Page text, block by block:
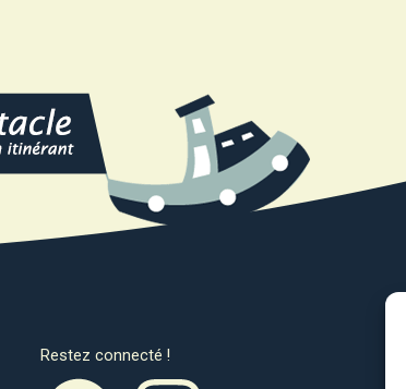
Restez connecté !